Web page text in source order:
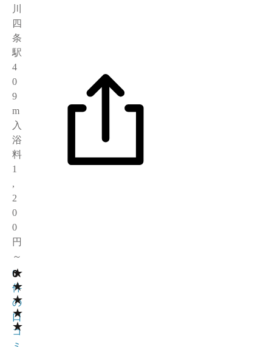
川
四
条
駅
4
0
9
m
入
浴
料
1
,
2
0
0
円
～
★
★
★
★
★
0
0
件
の
口
コ